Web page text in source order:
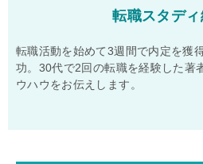
転職スタデ
転職活動を始めて3週間で内定を獲
功。30代で2回の転職を経験した著
ウハウをお伝えします。